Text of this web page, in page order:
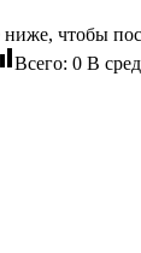
чтобы
Всего: 0В